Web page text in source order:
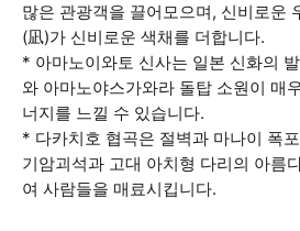
많은 관광객을 끌어모으며, 신비로운
(凪)가 신비로운 색채를 더합니다.
* 아마노이와토 신사는 일본 신화의
와 아마노야스가와라 돌탑 소원이 매
너지를 느낄 수 있습니다.
* 다카치호 협곡은 절벽과 마나이 폭
기암괴석과 고대 아치형 다리의 아름
여 사람들을 매료시킵니다.